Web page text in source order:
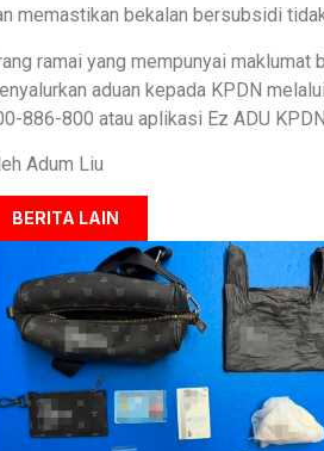
memastikan bekalan bersubsidi
ramai yang mempunyai
aduan kepada KPDN
886-800 atau aplikasi Ez ADU KPDN.
Adum Liu
BERITA LAIN